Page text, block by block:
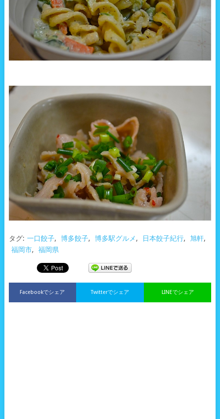
タグ: 一口餃子, 博多餃子, 博多駅グルメ, 日本餃子紀行, 旭軒,
福岡市, 福岡県
Facebookでシェア LINEでシェア
Twitterでシェア